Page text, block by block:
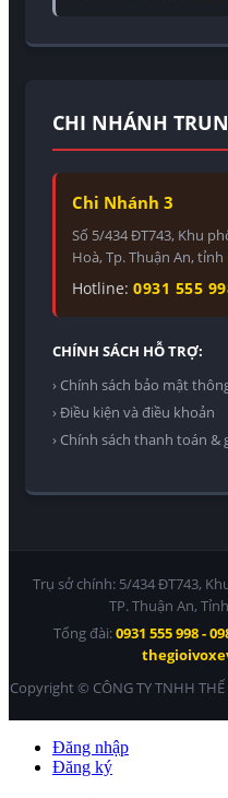
CHI NHÁNH
Chi Nhánh 3
Số 5/434 ĐT743, Khu
Hoà, Tp. Thuận An,
Hotline: 0931 555
CHÍNH SÁCH HỖ TRỢ:
› Chính sách bảo mật
› Điều kiện và điều khoản
› Chính sách thanh toán &
Trụ sở chính: 5/434 ĐT743,
TP. Thuận An,
Tổng đài:0931 555 998 -
Copyright © CÔNG TY TNHH THẾ
Đăng nhập
Đăng ký